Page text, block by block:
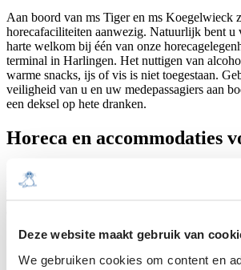
Deze website maakt gebruik van
We gebruiken cookies om content en
Aan boord van ms Tiger en ms Koegelwieck
horecafaciliteiten aanwezig. Natuurlijk bent u
harte welkom bij één van onze
terminal in Harlingen. Het nuttigen van
warme snacks, ijs of vis is niet toegestaan.
veiligheid van u en uw medepassagiers aan
een deksel op hete dranken.
Horeca en accommodaties
Rederij Doeksen biedt
bijzondere vergaderlocatie
ons opnemen via